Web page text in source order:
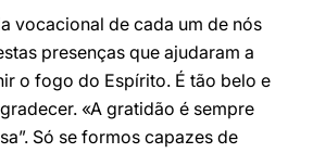
vocacional de cada um de nós
presenças que ajudaram a
o fogo do Espírito. É tão belo e
«A gratidão é sempre
Só se formos capazes de